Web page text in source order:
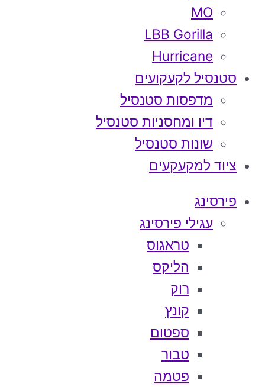
MO
LBB Gorilla
Hurricane
סטנסיל לקעקועים
מדפסות סטנסיל
דיו ומחסניות סטנסיל
שונות סטנסיל
ציוד למקעקעים
פירסינג
עגילי פירסינג
טראגוס
הליקס
רוק
קונץ
ספטום
טבור
פטמה